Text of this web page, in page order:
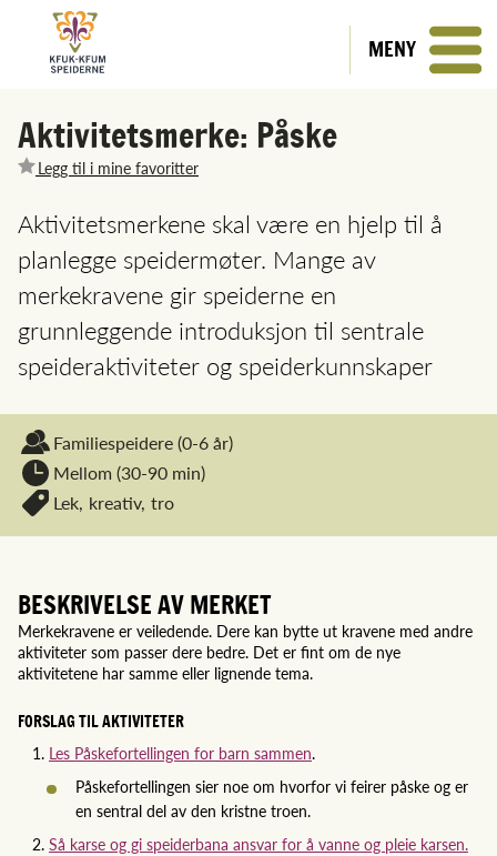
MENY
Aktivitetsmerke: Påske
Legg til i mine favoritter
Aktivitetsmerkene skal være en hjelp til å
planlegge speidermøter. Mange av
merkekravene gir speiderne en
grunnleggende introduksjon til sentrale
speideraktiviteter og speiderkunnskaper
Familiespeidere(0-6 år)
Mellom (30-90 min)
Lek, kreativ, tro
BESKRIVELSE AV MERKET
Merkekravene er veiledende. Dere kan bytte ut kravene med andre
aktiviteter som passer dere bedre. Det er fint om de nye
aktivitetene har samme eller lignende tema.
FORSLAG TIL AKTIVITETER
Les Påskefortellingen for barn sammen.
Påskefortellingen sier noe om hvorfor vi feirer påske og er
en sentral del av den kristne troen.
Så karse og gi speiderbana ansvar for å vanne og pleie karsen.